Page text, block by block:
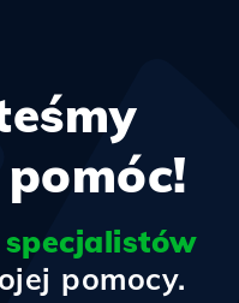
specjalistów
pomocy.